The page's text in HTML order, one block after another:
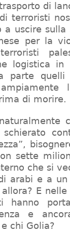
di
terroristi
uscire sulla
per la
logistica in
parte
di morire.
schierato
sette
che si
arabi e a
E
hanno
e
chi Golia?